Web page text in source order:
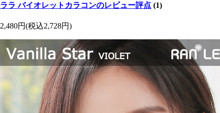
ララ バイオレットカラコンのレビュー評点 (1)
2,480円(税込2,728円)